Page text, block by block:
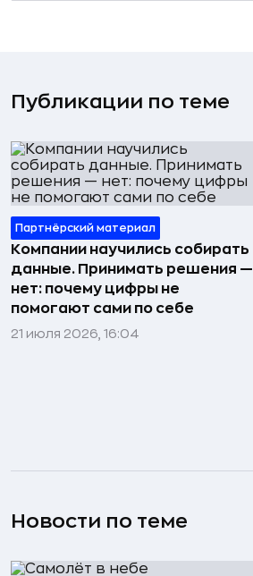
Публикации по теме
Партнёрский материал
Компании научились собирать
данные. Принимать решения —
нет: почему цифры не
помогают сами по себе
21 июля 2026, 16:04
Новости по теме